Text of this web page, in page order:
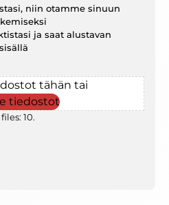
niin otamme sinuun
ja saat alustavan
tähän tai
tiedostot
10.